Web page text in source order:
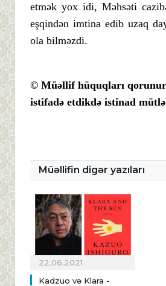
etmək yox idi, Məhsəti
eşqindən imtina edib uzaq
ola bilməzdi.
© Müəllif hüquqları
istifadə etdikdə istinad
Müəllifin digər yazıları
22.06.2021
Kadzuo və Klara -